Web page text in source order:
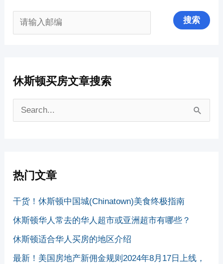
休斯顿买房文章搜索
热门文章
干货！休斯顿中国城(Chinatown)美食终极指南
休斯顿华人常去的华人超市或亚洲超市有哪些？
休斯顿适合华人买房的地区介绍
最新！美国房地产新佣金规则2024年8月17日上线，